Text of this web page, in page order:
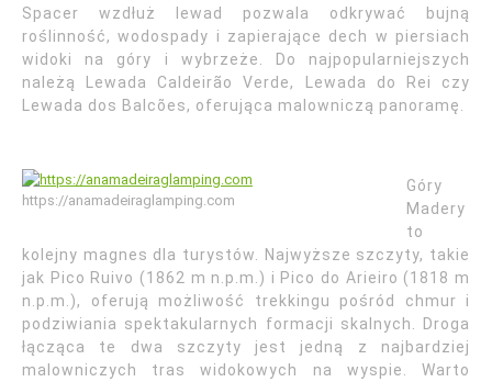
Spacer wzdłuż lewad pozwala odkrywać bujną
roślinność, wodospady i zapierające dech w piersiach
widoki na góry i wybrzeże. Do najpopularniejszych
należą Lewada Caldeirão Verde, Lewada do Rei czy
Lewada dos Balcões, oferująca malowniczą panoramę.
https://anamadeiraglamping.com
Góry
Madery
to
kolejny magnes dla turystów. Najwyższe szczyty, takie
jak Pico Ruivo (1862 m n.p.m.) i Pico do Arieiro (1818 m
n.p.m.), oferują możliwość trekkingu pośród chmur i
podziwiania spektakularnych formacji skalnych. Droga
łącząca te dwa szczyty jest jedną z najbardziej
malowniczych tras widokowych na wyspie. Warto